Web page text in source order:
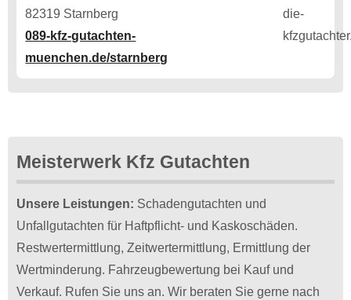
82319 Starnberg
089-kfz-gutachten-
muenchen.de/starnberg
Meisterwerk Kfz Gutachten
Unsere Leistungen: Schadengutachten und
Unfallgutachten für Haftpflicht- und Kaskoschäden.
Restwertermittlung, Zeitwertermittlung, Ermittlung der
Wertminderung. Fahrzeugbewertung bei Kauf und
Verkauf. Rufen Sie uns an. Wir beraten Sie gerne nach